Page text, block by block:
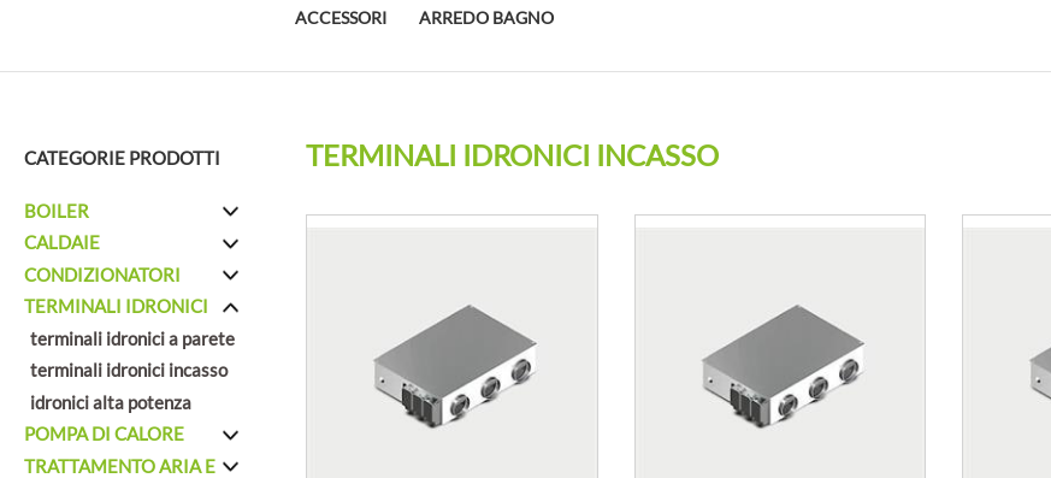
ACCESSORI ARREDO BAGNO
CATEGORIE PRODOTTI
BOILER
CALDAIE
CONDIZIONATORI
TERMINALI IDRONICI
terminali idronici a parete
terminali idronici incasso
idronici alta potenza
POMPA DI CALORE
TRATTAMENTO ARIA E
TERMINALI IDRONICI INCASSO